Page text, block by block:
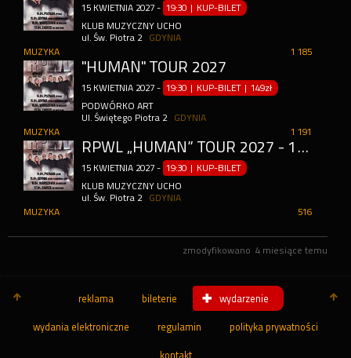
15 KWIETNIA 2027 - 19:30 | KUP-BILET
KLUB MUZYCZNY UCHO
ul. Św. Piotra 2
GDYNIA
1 185
MUZYKA
"HUMAN" TOUR 2027
15 KWIETNIA 2027 - 19:30 | KUP-BILET |149zł
PODWÓRKO ART
Ul. Świętego Piotra 2
GDYNIA
1 191
MUZYKA
RPWL „HUMAN” TOUR 2027 - 15.04.2027 – GDYNIA, UCHO / PODWÓRKO.ART
15 KWIETNIA 2027 - 19:30 | KUP-BILET
KLUB MUZYCZNY UCHO
ul. Św. Piotra 2
GDYNIA
516
MUZYKA
zmodyfikowano 4 miesiące temu
reklama bileterie wydarzenie
wydania elektroniczne regulamin polityka prywatności
kontakt